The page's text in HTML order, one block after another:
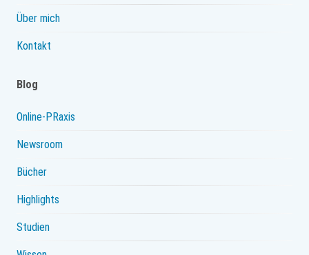
Über mich
Kontakt
Blog
Online-PRaxis
Newsroom
Bücher
Highlights
Studien